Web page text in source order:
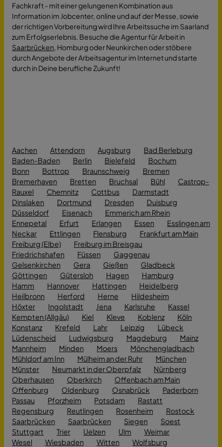
Fachkraft - mit einer gelungenen Kombination aus
Information im Jobcenter, online und auf der Messe, sowie
der richtigen Vorbereitung wird Ihre Arbeitssuche im Saarland
zum Erfolgserlebnis. Besuche die Agentur für Arbeit in
Saarbrücken, Homburg oder Neunkirchen oder stöbere
durch Angebote der Arbeitsagentur im Internet und starte
durch in Deine berufliche Zukunft!
Aachen Attendorn Augsburg
Bad Berleburg
Baden-Baden
Berlin Bielefeld
Bochum
Bonn
Bottrop Braunschweig
Bremen
Bremerhaven
Bretten Bruchsal Bühl
Castrop-
Rauxel
Chemnitz Cottbus
Darmstadt
Dinslaken
Dortmund Dresden
Duisburg
Düsseldorf
Eisenach
Emmerich am Rhein
Ennepetal
Erfurt Erlangen Essen
Esslingen am
Neckar
Ettlingen Flensburg
Frankfurt am Main
Freiburg (Elbe)
Freiburg im Breisgau
Friedrichshafen
Füssen
Gaggenau
Gelsenkirchen
Gera Gießen
Gladbeck
Göttingen
Gütersloh Hagen
Hamburg
Hamm
Hannover Hattingen
Heidelberg
Heilbronn
Herford Herne
Hildesheim
Höxter
Ingolstadt Jena Karlsruhe
Kassel
Kempten (Allgäu)
Kiel Kleve Koblenz
Köln
Konstanz
Krefeld Lahr Leipzig
Lübeck
Lüdenscheid
Ludwigsburg Magdeburg
Mainz
Mannheim
Minden Moers
Mönchengladbach
Mühldorf am Inn
Mülheim an der Ruhr
München
Münster
Neumarkt in der Oberpfalz
Nürnberg
Oberhausen
Oberkirch
Offenbach am Main
Offenburg
Oldenburg Osnabrück
Paderborn
Passau
Pforzheim Potsdam
Rastatt
Regensburg
Reutlingen Rosenheim
Rostock
Saarbrücken
Saarbrücken Siegen
Soest
Stuttgart
Trier Uelzen Ulm
Weimar
Wesel
Wiesbaden Witten Wolfsburg